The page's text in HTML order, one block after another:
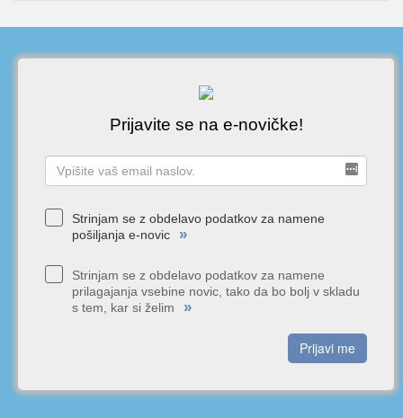
Prijavite se na e-novičke!
Strinjam se z obdelavo podatkov za namene
pošiljanja e-novic
»
Strinjam se z obdelavo podatkov za namene
prilagajanja vsebine novic, tako da bo bolj v skladu
s tem, kar si želim
»
Prijavi me